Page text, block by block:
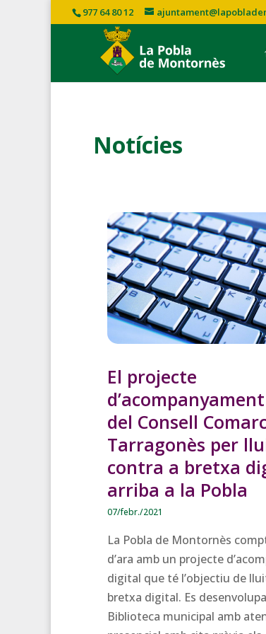
977 64 80 12
Notícies
El projecte
del Consell
Tarragonès per
contra a bretxa
arriba a la Pobla
07/febr./2021
La Pobla de Montornès
d’ara amb un projecte
digital que té l’objectiu de
bretxa digital. Es
Biblioteca municipal amb